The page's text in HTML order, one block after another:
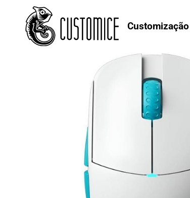
Customização